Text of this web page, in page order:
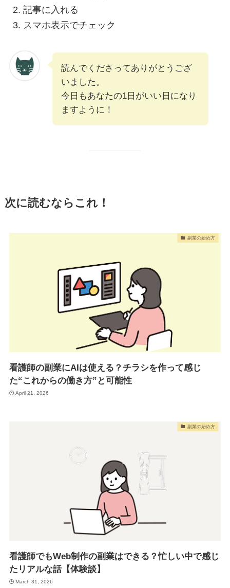
記事に入れる
スマホ表示でチェック
読んでくださってありがとうござ
いました。
今日もあなたの1日がいい日になり
ますように！
次に読むならこれ！
副業の始め方
看護師の副業にAIは使える？チラシを作って感じ
た“これからの働き方”と可能性
April 21, 2026
副業の始め方
看護師でもWeb制作の副業はできる？忙しい中で感じ
たリアルな話【体験談】
March 31, 2026